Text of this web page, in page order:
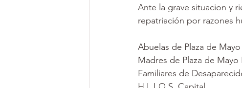
Ante la grave situacion y
repatriación por razones
Abuelas de Plaza de Mayo
Madres de Plaza de Mayo
Familiares de